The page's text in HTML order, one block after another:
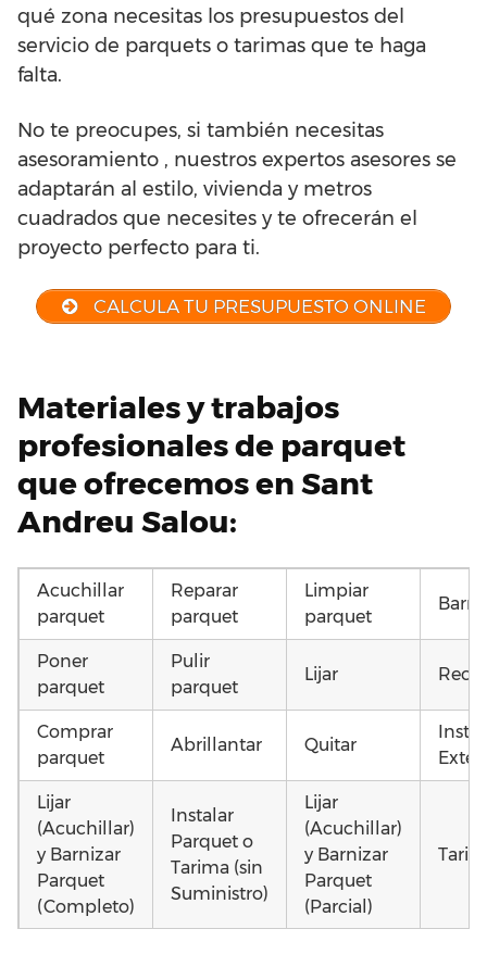
qué zona necesitas los presupuestos del
servicio de parquets o tarimas que te haga
falta.
No te preocupes, si también necesitas
asesoramiento , nuestros expertos asesores se
adaptarán al estilo, vivienda y metros
cuadrados que necesites y te ofrecerán el
proyecto perfecto para ti.
CALCULA TU PRESUPUESTO ONLINE
Materiales y trabajos
profesionales de parquet
que ofrecemos en Sant
Andreu Salou:
Acuchillar
parquet
Reparar
parquet
Limpiar
parquet
Poner
parquet
Pulir
parquet
Lijar
Comprar
parquet
Abrillantar Quitar
Lijar
(Acuchillar)
y Barnizar
Parquet
(Completo)
Instalar
Parquet o
Tarima (sin
Suministro)
Lijar
(Acuchillar)
y Barnizar
Parquet
(Parcial)